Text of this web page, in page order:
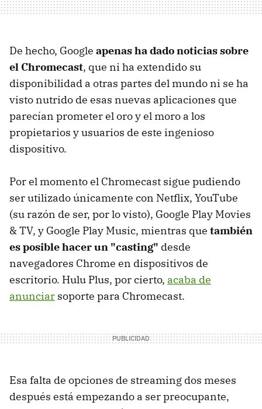
De hecho, Google apenas ha dado noticias sobre
el Chromecast, que ni ha extendido su
disponibilidad a otras partes del mundo ni se ha
visto nutrido de esas nuevas aplicaciones que
parecían prometer el oro y el moro a los
propietarios y usuarios de este ingenioso
dispositivo.
Por el momento el Chromecast sigue pudiendo
ser utilizado únicamente con Netflix, YouTube
(su razón de ser, por lo visto), Google Play Movies
& TV, y Google Play Music, mientras que también
es posible hacer un "casting" desde
navegadores Chrome en dispositivos de
escritorio. Hulu Plus, por cierto, acaba de
anunciar soporte para Chromecast.
Esa falta de opciones de streaming dos meses
después está empezando a ser preocupante,